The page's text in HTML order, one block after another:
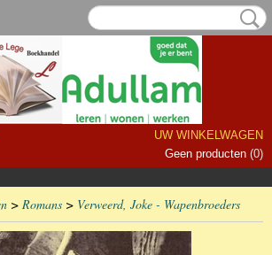
UW WINKELWAGEN
Geen producten (0)
> Romans > Verweerd, Joke - Wapenbroeders